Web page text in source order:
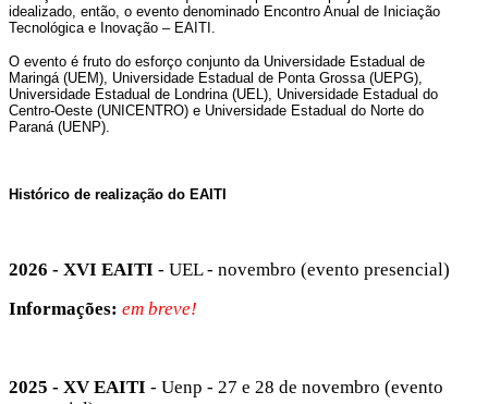
idealizado, então, o evento denominado Encontro Anual de Iniciação
Tecnológica e Inovação – EAITI.
O evento é fruto do esforço conjunto da Universidade Estadual de
Maringá (UEM), Universidade Estadual de Ponta Grossa (UEPG),
Universidade Estadual de Londrina (UEL), Universidade Estadual do
Centro-Oeste (UNICENTRO) e Universidade Estadual do Norte do
Paraná (UENP).
Histórico de realização do EAITI
2026 - XVI EAITI - UEL - novembro (evento presencial)
Informações: em breve!
2025 - XV EAITI - Uenp - 27 e 28 de novembro (evento